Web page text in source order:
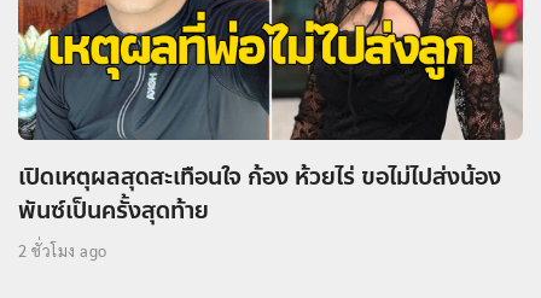
เปิดเหตุผลสุดสะเทือนใจ ก้อง ห้วยไร่ ขอไม่ไปส่งน้อง
พันซ์เป็นครั้งสุดท้าย
2 ชั่วโมง ago